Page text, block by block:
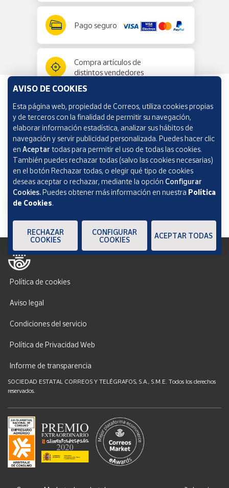
Pago seguro
Compra artículos de
distintos vendedores
Información y ayuda
Correos Market
Política de cookies
Aviso legal
Condiciones del servicio
Política de Privacidad Web
Informe de transparencia
SOCIEDAD ESTATAL CORREOS Y TELÉGRAFOS, S.A., S.M.E. Todos los derechos
reservados.
AVISO DE COOKIES
Esta página web, propiedad de Correos, utiliza cookies propias
y de terceros con la finalidad de permitir su navegación,
elaborar información estadística, analizar sus hábitos de
navegación y servir publicidad personalizada. Puedes hacer clic
en Aceptar todas para permitir el uso de todas las cookies.
También puedes rechazar todas (salvo las cookies necesarias)
en el botón Rechazar todas, o elegir qué tipo de cookies
deseas aceptar o rechazar, mediante la opción Configurar
Cookies.Puedes obtener más información en nuestra Política
de Cookies.
RECHAZAR
COOKIES
CONFIGURAR
COOKIES
ACEPTAR TODAS